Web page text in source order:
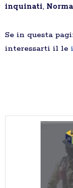
inquinati,
Se in questa
interessarti il le